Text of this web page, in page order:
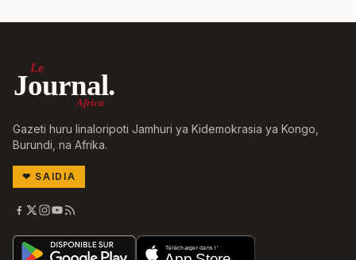
Le
Journal.
Africa
Gazeti huru linaloripoti Jamhuri ya Kidemokrasia ya Kongo,
Burundi, na Afrika.
❤ SAIDIA